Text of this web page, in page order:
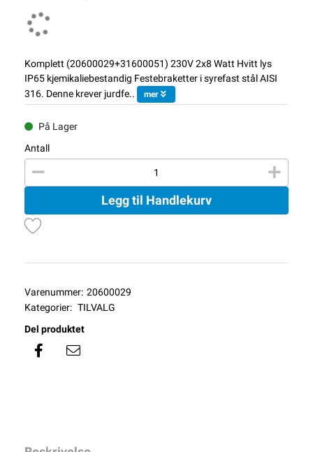
Komplett (20600029+31600051) 230V 2x8 Watt Hvitt lys
IP65 kjemikaliebestandig Festebraketter i syrefast stål AISI
316. Denne krever jurdfe..
mer
På Lager
Antall
Legg til Handlekurv
Varenummer: 20600029
Kategorier: TILVALG
Del produktet